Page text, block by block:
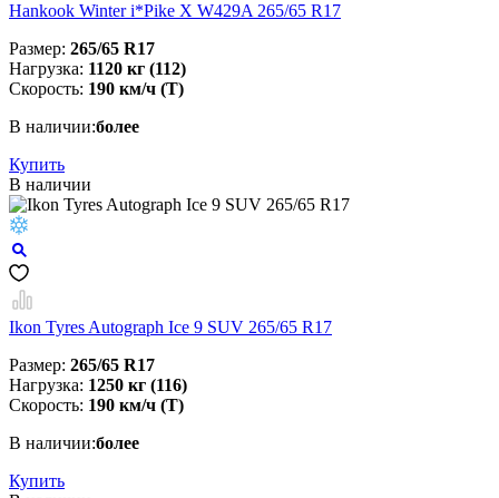
Hankook Winter i*Pike X W429A 265/65 R17
Размер: 265/65 R17
Нагрузка: 1120 кг (112)
Скорость: 190 км/ч (T)
В наличии:более
Купить
В наличии
Ikon Tyres Autograph Ice 9 SUV 265/65 R17
Размер: 265/65 R17
Нагрузка: 1250 кг (116)
Скорость: 190 км/ч (T)
В наличии:более
Купить